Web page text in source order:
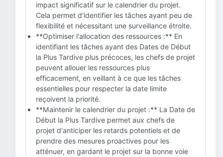
impact significatif sur le calendrier du projet.
Cela permet d'identifier les tâches ayant peu de
flexibilité et nécessitant une surveillance étroite.
**Optimiser l'allocation des ressources :** En
identifiant les tâches ayant des Dates de Début
la Plus Tardive plus précoces, les chefs de projet
peuvent allouer les ressources plus
efficacement, en veillant à ce que les tâches
essentielles pour respecter la date limite
reçoivent la priorité.
**Maintenir le calendrier du projet :** La Date de
Début la Plus Tardive permet aux chefs de
projet d'anticiper les retards potentiels et de
prendre des mesures proactives pour les
atténuer, en gardant le projet sur la bonne voie